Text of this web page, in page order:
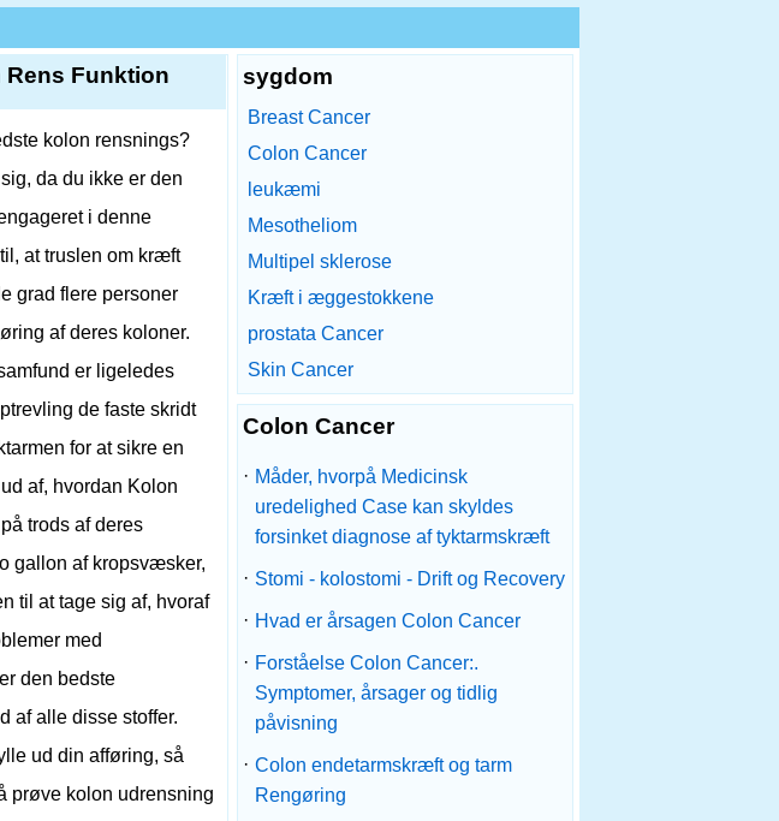
Funktion
kolon rensnings?
da du ikke er den
i denne
at truslen om kræft
grad flere personer
af deres koloner.
er ligeledes
de faste skridt
for at sikre en
af, hvordan Kolon
trods af deres
gallon af kropsvæsker,
til at tage sig af, hvoraf
med
den bedste
af alle disse stoffer.
ud din afføring, så
prøve kolon udrensning
sygdom
Breast Cancer
Colon Cancer
leukæmi
Mesotheliom
Multipel sklerose
Kræft i æggestokkene
prostata Cancer
Skin Cancer
Colon Cancer
· Måder, hvorpå Medicinsk
uredelighed Case kan skyldes
forsinket diagnose af tyktarmskræft
· Stomi - kolostomi - Drift og Recovery
· Hvad er årsagen Colon Cancer
· Forståelse Colon Cancer:.
Symptomer, årsager og tidlig
påvisning
· Colon endetarmskræft og tarm
Rengøring